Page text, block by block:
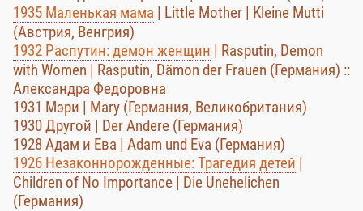
1935 Маленькая мама | Little Mother | Kleine Mutti
(Австрия, Венгрия)
1932 Распутин: демон женщин | Rasputin, Demon
with Women | Rasputin, Dämon der Frauen (Германия) ::
Александра Федоровна
1931 Мэри | Mary (Германия, Великобритания)
1930 Другой | Der Andere (Германия)
1928 Адам и Ева | Adam und Eva (Германия)
1926 Незаконнорожденные: Трагедия детей |
Children of No Importance | Die Unehelichen
(Германия)